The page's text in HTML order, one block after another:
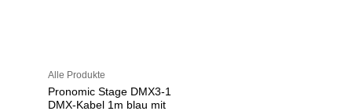
Alle Produkte
Pronomic Stage DMX3-1
DMX-Kabel 1m blau mit